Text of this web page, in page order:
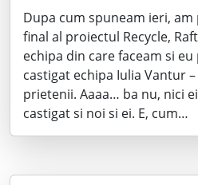
Dupa cum spuneam ieri,
final al proiectul Recycle,
echipa din care faceam si
castigat echipa Iulia Vantur
prietenii. Aaaa… ba nu, nici
castigat si noi si ei. E, cum…